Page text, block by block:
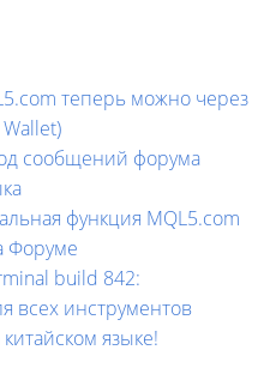
теперь можно через
сообщений форума
функция MQL5.com
Форуме
build 842:
всех инструментов
языке!